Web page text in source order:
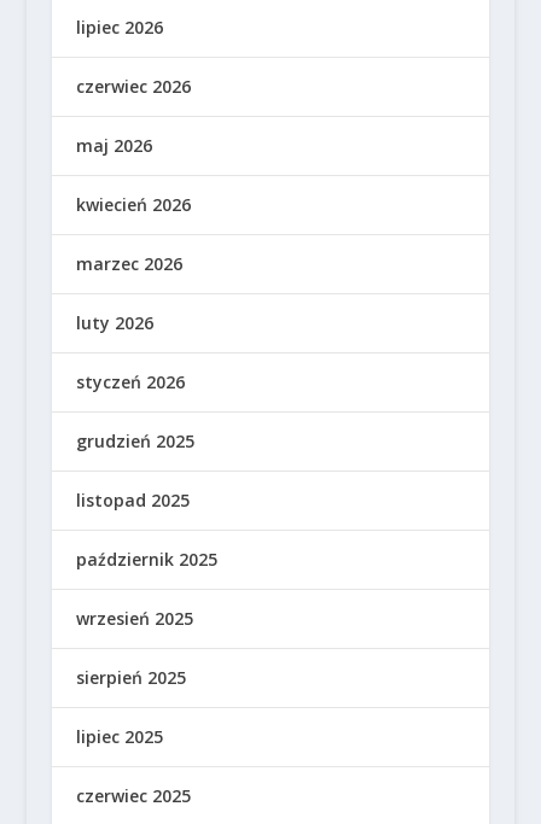
lipiec 2026
czerwiec 2026
maj 2026
kwiecień 2026
marzec 2026
luty 2026
styczeń 2026
grudzień 2025
listopad 2025
październik 2025
wrzesień 2025
sierpień 2025
lipiec 2025
czerwiec 2025